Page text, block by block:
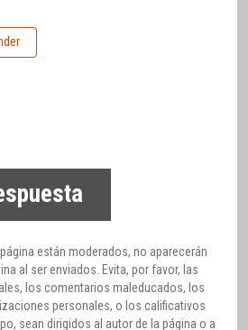
están moderados, no aparecerán
al ser enviados. Evita, por favor, las
los comentarios maleducados, los
personales, o los calificativos
sean dirigidos al autor de la página o a